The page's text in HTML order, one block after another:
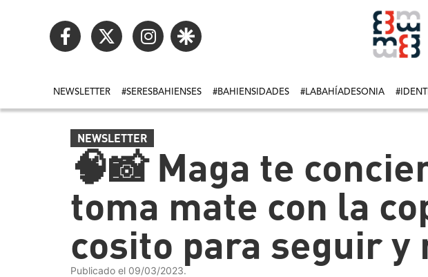
NEWSLETTER #SERESBAHIENSES #BAHIENSIDADES #LABAHÍADESONIA
NEWSLETTER
🧠📸 Maga te
toma mate con la
cosito para seguir y
Publicado el 09/03/2023.